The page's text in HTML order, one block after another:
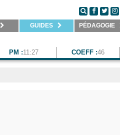
GUIDES PÉDAGOGIE
PM :11:27 COEFF :46